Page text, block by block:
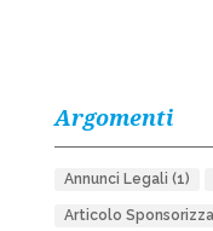
Argomenti
Annunci Legali (1)
Articolo